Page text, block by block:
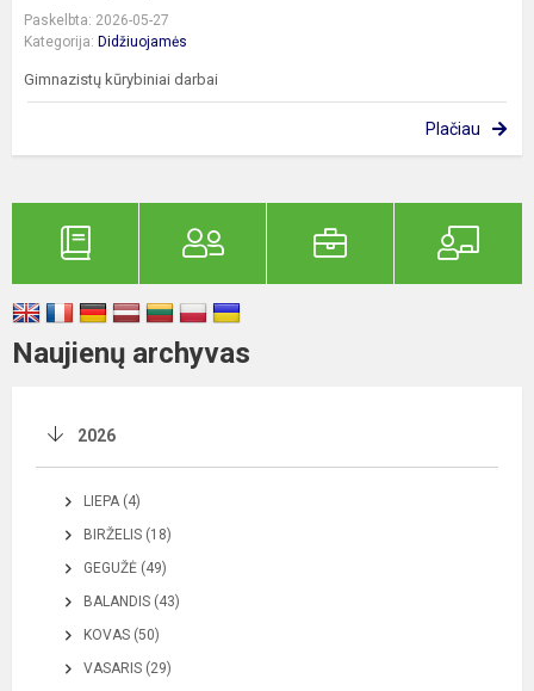
Paskelbta: 2026-05-27
Kategorija: Didžiuojamės
Gimnazistų kūrybiniai darbai
Plačiau
Naujienų archyvas
2026
LIEPA (4)
BIRŽELIS (18)
GEGUŽĖ (49)
BALANDIS (43)
KOVAS (50)
VASARIS (29)